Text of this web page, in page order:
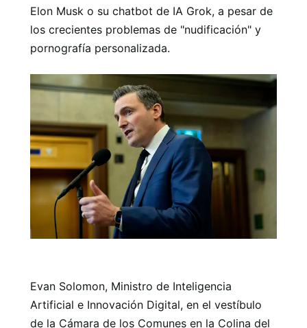
Elon Musk o su chatbot de IA Grok, a pesar de
los crecientes problemas de "nudificación" y
pornografía personalizada.
Evan Solomon, Ministro de Inteligencia
Artificial e Innovación Digital, en el vestíbulo
de la Cámara de los Comunes en la Colina del